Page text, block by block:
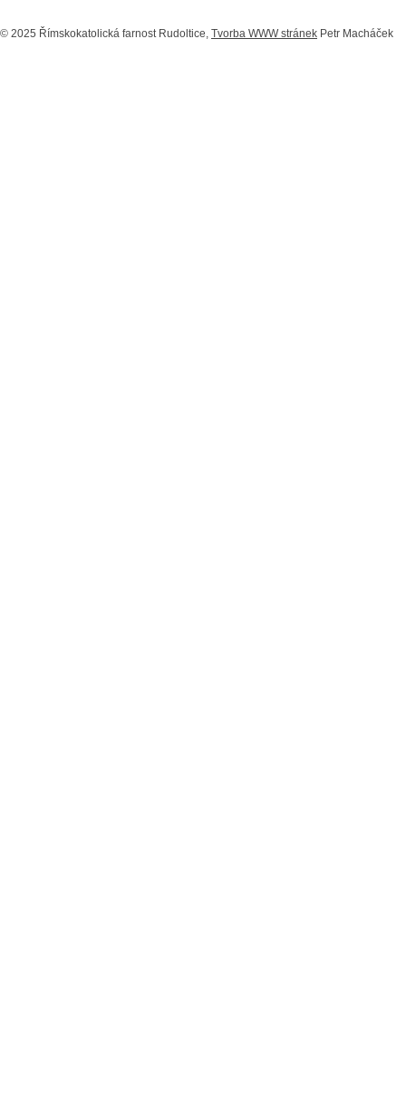
© 2025 Římskokatolická farnost Rudoltice, Tvorba WWW stránek Petr Macháček